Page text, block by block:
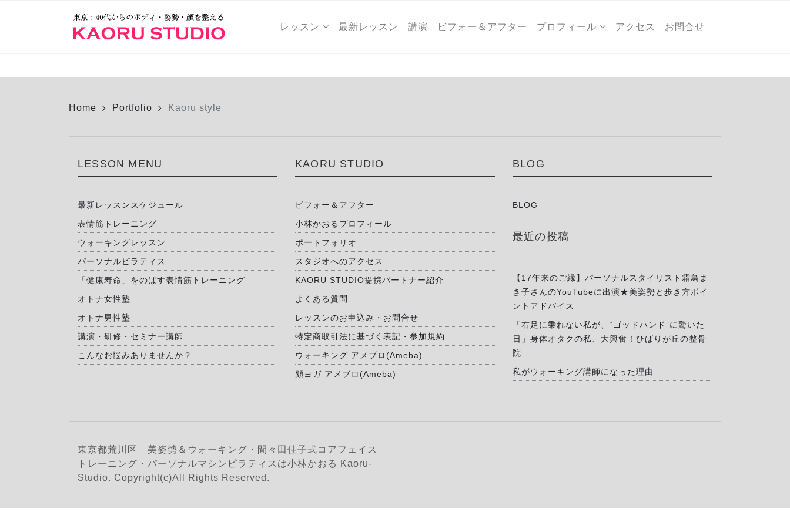
レッスン 最新レッスン 講演 ビフォー＆アフター プロフィール アクセス お問合せ
Home Portfolio Kaoru style
LESSON MENU
最新レッスンスケジュール
表情筋トレーニング
ウォーキングレッスン
パーソナルピラティス
「健康寿命」をのばす表情筋トレーニング
オトナ女性塾
オトナ男性塾
講演・研修・セミナー講師
こんなお悩みありませんか？
KAORU STUDIO
ビフォー＆アフター
小林かおるプロフィール
ポートフォリオ
スタジオへのアクセス
KAORU STUDIO提携パートナー紹介
よくある質問
レッスンのお申込み・お問合せ
特定商取引法に基づく表記・参加規約
ウォーキング アメブロ(Ameba)
顔ヨガ アメブロ(Ameba)
BLOG
BLOG
最近の投稿
【17年来のご縁】パーソナルスタイリスト霜鳥ま
き子さんのYouTubeに出演★美姿勢と歩き方ポイ
ントアドバイス
「右足に乗れない私が、“ゴッドハンド”に驚いた
日」身体オタクの私、大興奮！ひばりが丘の整骨
院
私がウォーキング講師になった理由
東京都荒川区 美姿勢＆ウォーキング・間々田佳子式コアフェイス
トレーニング・パーソナルマシンピラティスは小林かおる Kaoru-
Studio. Copyright(c)All Rights Reserved.